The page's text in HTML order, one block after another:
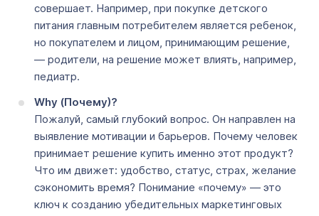
совершает. Например, при покупке детского
питания главным потребителем является ребенок,
но покупателем и лицом, принимающим решение,
— родители, на решение может влиять, например,
педиатр.
Why (Почему)?
Пожалуй, самый глубокий вопрос. Он направлен на
выявление мотивации и барьеров. Почему человек
принимает решение купить именно этот продукт?
Что им движет: удобство, статус, страх, желание
сэкономить время? Понимание «почему» — это
ключ к созданию убедительных маркетинговых